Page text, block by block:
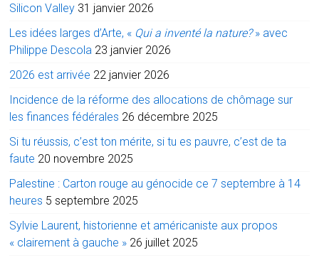
Silicon Valley 31 janvier 2026
Les idées larges d’Arte, « Qui a inventé la nature?» avec
Philippe Descola 23 janvier 2026
2026 est arrivée 22 janvier 2026
Incidence de la réforme des allocations de chômage sur
les finances fédérales 26 décembre 2025
Si tu réussis, c’est ton mérite, si tu es pauvre, c’est de ta
faute 20 novembre 2025
Palestine : Carton rouge au génocide ce 7 septembre à 14
heures 5 septembre 2025
Sylvie Laurent, historienne et américaniste aux propos
« clairement à gauche » 26 juillet 2025